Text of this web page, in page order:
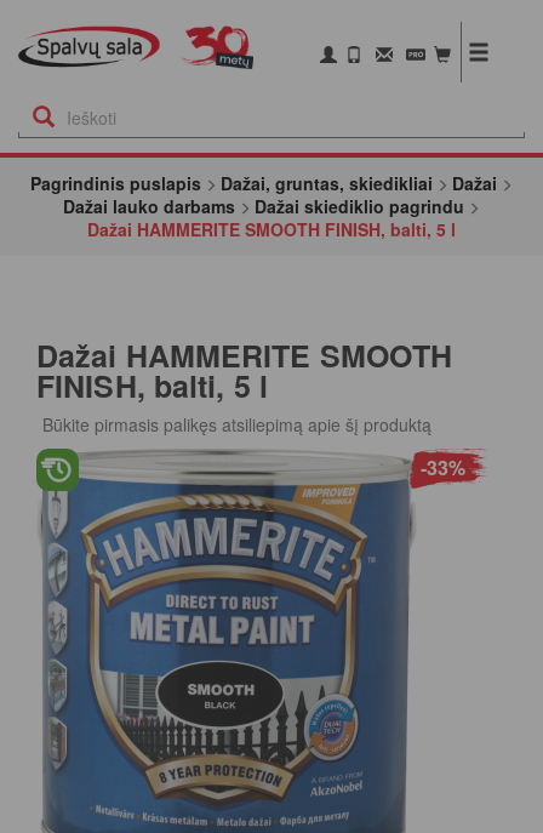
Pagrindinis puslapis Dažai, gruntas, skiedikliai
Dažai
Dažai lauko darbams
Dažai skiediklio pagrindu
Dažai HAMMERITE SMOOTH FINISH, balti, 5 l
Dažai HAMMERITE SMOOTH
FINISH, balti, 5 l
Būkite pirmasis palikęs atsiliepimą apie šį produktą
-33%